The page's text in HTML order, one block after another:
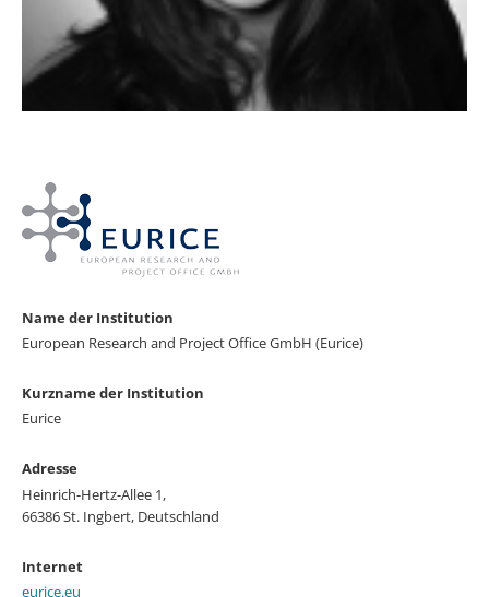
Name der Institution
European Research and Project Office GmbH (Eurice)
Kurzname der Institution
Eurice
Adresse
Heinrich-Hertz-Allee 1,
66386 St. Ingbert, Deutschland
Internet
eurice.eu